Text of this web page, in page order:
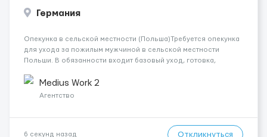
Германия
Опекунка в сельской местности (Польша)Требуется опекунка
для ухода за пожилым мужчиной в сельской местности
Польши. В обязанности входит базовый уход, готовка,
лёгкие работы по саду.Предоставляется отдельная квартира
для проживания, желательно налич...
Medius Work 2
Агентство
6 секунд назад Откликнуться